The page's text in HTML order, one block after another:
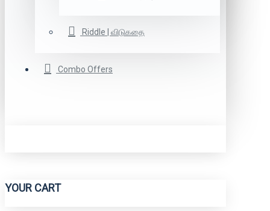
Riddle | விடுகதை
Combo Offers
YOUR CART